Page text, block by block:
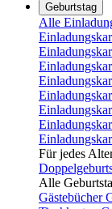
Geburtstag
Alle
Für jedes
Alle
Gästebücher